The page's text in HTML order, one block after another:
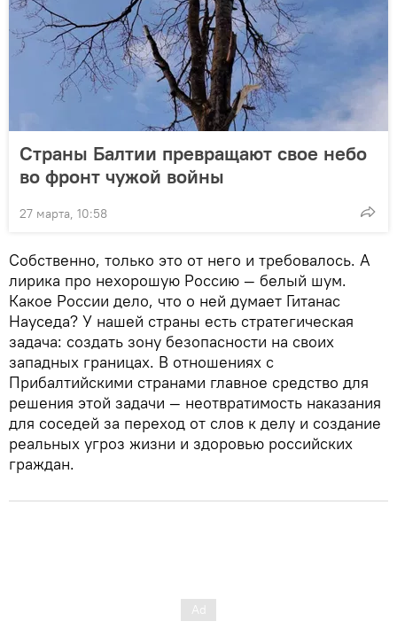
Страны Балтии превращают свое небо
во фронт чужой войны
27 марта, 10:58
Собственно, только это от него и требовалось. А
лирика про нехорошую Россию — белый шум.
Какое России дело, что о ней думает Гитанас
Науседа? У нашей страны есть стратегическая
задача: создать зону безопасности на своих
западных границах. В отношениях с
Прибалтийскими странами главное средство для
решения этой задачи — неотвратимость наказания
для соседей за переход от слов к делу и создание
реальных угроз жизни и здоровью российских
граждан.